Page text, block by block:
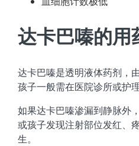
达卡巴嗪的用
达卡巴嗪是透明液体药剂，
孩子一般需在医院诊所或护
如果达卡巴嗪渗漏到静脉外
或孩子发现注射部位发红、
生。